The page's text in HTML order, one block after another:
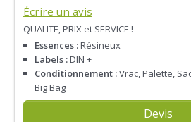
Écrire un avis
QUALITE, PRIX et SERVICE !
Essences :Résineux
Labels :DIN +
Conditionnement :Vrac, Palette,
Big Bag
Devis